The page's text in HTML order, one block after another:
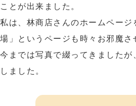
ことが出来ました。
私は、林商店さんのホームペー
場」というページも時々お邪魔
今までは写真で綴ってきました
しました。